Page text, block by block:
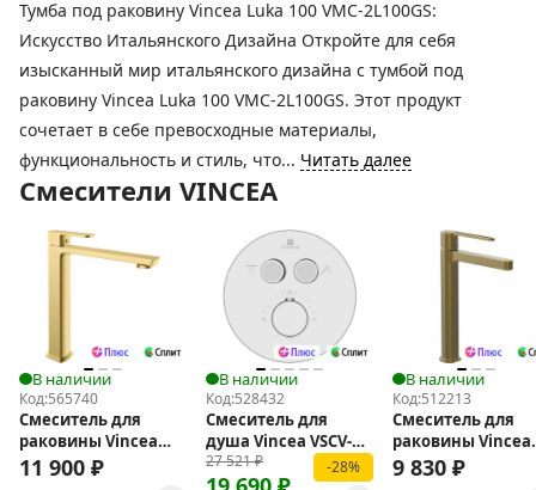
Тумба под раковину Vincea Luka 100 VMC-2L100GS:
Искусство Итальянского Дизайна Откройте для себя
изысканный мир итальянского дизайна с тумбой под
раковину Vincea Luka 100 VMC-2L100GS. Этот продукт
сочетает в себе превосходные материалы,
функциональность и стиль, что... Читать далее
Смесители VINCEA
В наличии
Код:565740
Смеситель для
раковины Vincea
Next VBF-1N2BG
11 900 ₽
В наличии
Код:528432
Смеситель для
душа Vincea VSCV-
322T-MCH с
термостатом
27 521₽ -28%
В наличии
Код:512213
Смеситель для
раковины Vincea
Rondo VBF-1R2BG
9 830 ₽